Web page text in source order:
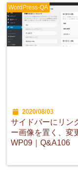
WordPress-QA
2020/08/03
サイドバーにリン
ー画像を置く、変
WP09｜Q&A106